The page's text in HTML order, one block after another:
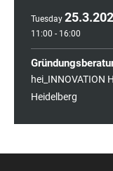
Tuesday 25.3.
11:00 - 16:00
hei_INNOVATION
Heidelberg